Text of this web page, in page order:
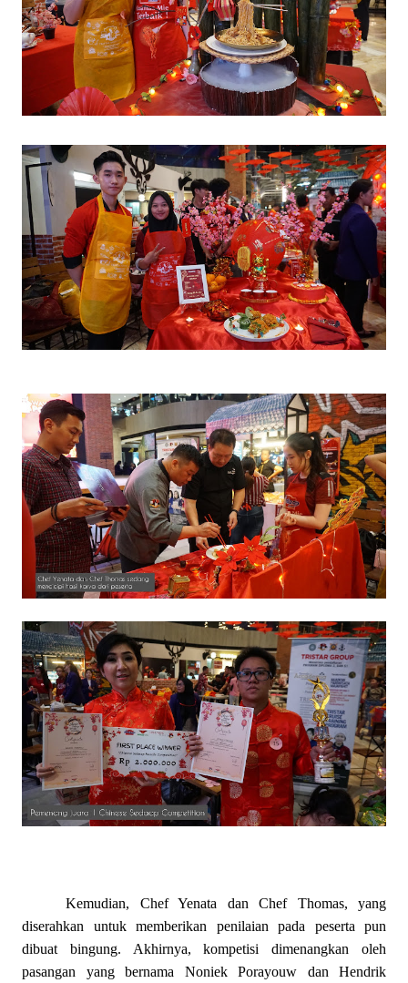
Kemudian, Chef Yenata dan Chef Thomas, yang
diserahkan untuk memberikan penilaian pada peserta pun
dibuat bingung. Akhirnya, kompetisi dimenangkan oleh
pasangan yang bernama Noniek Porayouw dan Hendrik